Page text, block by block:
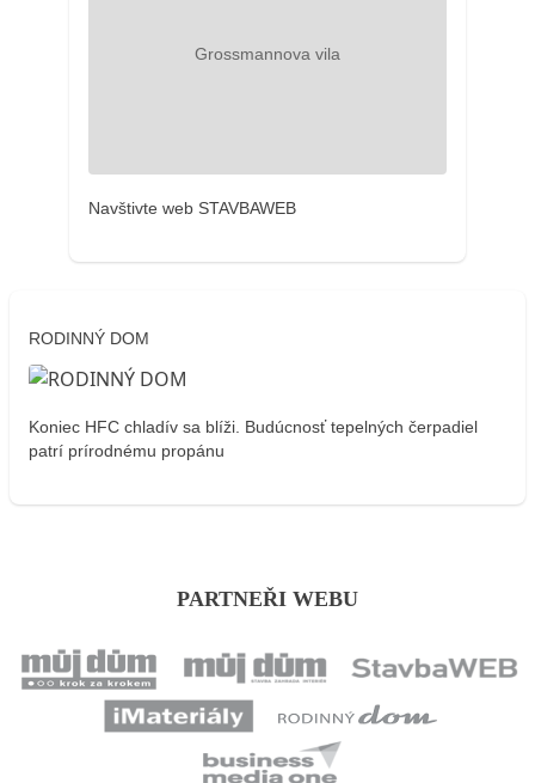
Navštivte web STAVBAWEB
RODINNÝ DOM
Koniec HFC chladív sa blíži. Budúcnosť tepelných čerpadiel
patrí prírodnému propánu
PARTNEŘI WEBU